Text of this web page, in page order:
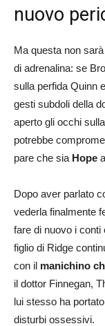
nuovo
Ma questa non
di adrenalina: se
sulla perfida Quinn
gesti subdoli della
aperto gli occhi
potrebbe
pare che sia Hope
Dopo aver parlato
vederla finalmente
fare di nuovo i conti
figlio di Ridge
con il manichino
il dottor Finnegan,
lui stesso ha
disturbi ossessivi.